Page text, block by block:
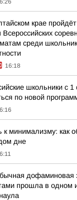
крае
Всероссийских
среди
16:18
школьники с 1
по новой
к минимализму: как
дне
дофаминовая
прошла в одном